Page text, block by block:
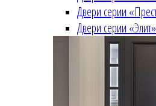
Двери серии
Двери серии «Элит»